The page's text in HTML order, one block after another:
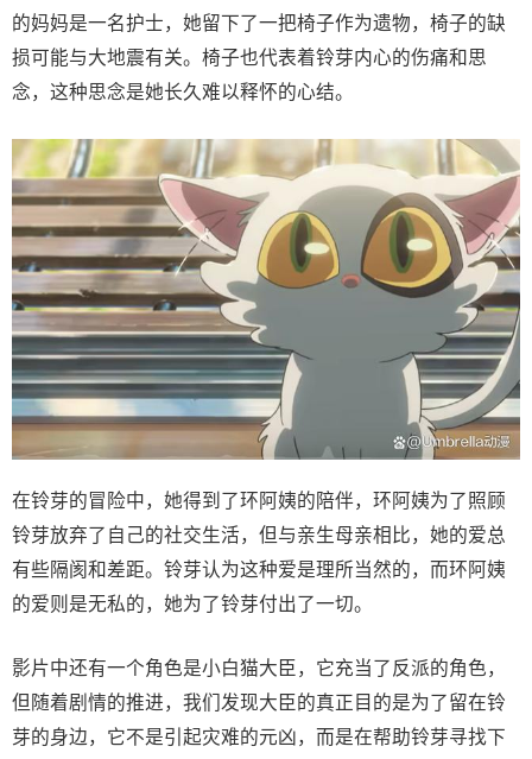
的妈妈是一名护士，她留下了一把椅子作为遗物，椅子的缺
损可能与大地震有关。椅子也代表着铃芽内心的伤痛和思
念，这种思念是她长久难以释怀的心结。
在铃芽的冒险中，她得到了环阿姨的陪伴，环阿姨为了照顾
铃芽放弃了自己的社交生活，但与亲生母亲相比，她的爱总
有些隔阂和差距。铃芽认为这种爱是理所当然的，而环阿姨
的爱则是无私的，她为了铃芽付出了一切。
影片中还有一个角色是小白猫大臣，它充当了反派的角色，
但随着剧情的推进，我们发现大臣的真正目的是为了留在铃
芽的身边，它不是引起灾难的元凶，而是在帮助铃芽寻找下